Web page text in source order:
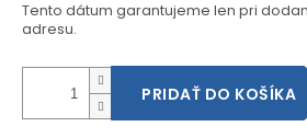
Tento dátum garantujeme len pri
adresu.
PRIDAŤ DO KOŠÍKA